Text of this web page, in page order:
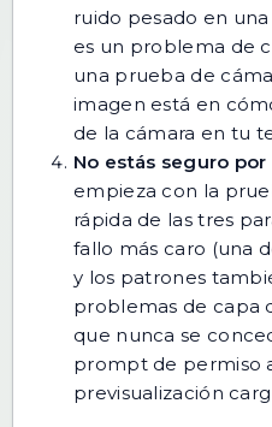
ruido pesado en
es un problema de
una prueba de
imagen está en
de la cámara en tu
No estás seguro
empieza con la
rápida de las tres
fallo más caro (una
y los patrones
problemas de capa
que nunca se
prompt de permiso
previsualización